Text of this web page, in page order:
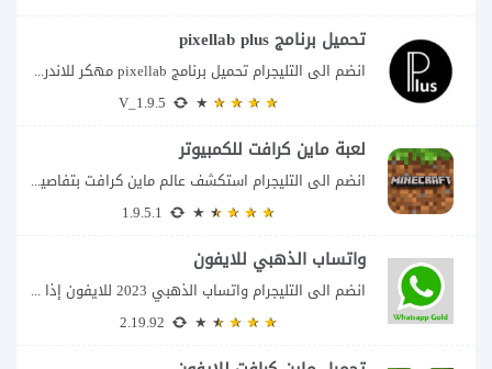
تحميل برنامج pixellab plus
انضم الى التليجرام تحميل برنامج pixellab مهكر للاندرويد يعتبر تطبيق بيكسلاب من اشهر تطبيقات...
لعبة ماين كرافت للكمبيوتر
انضم الى التليجرام استكشف عالم ماين كرافت بتفاصيل مذهلة 🌟 هل أنت مستعد لمغامرة...
واتساب الذهبي للايفون
انضم الى التليجرام واتساب الذهبي 2023 للايفون إذا كنت تبحث عن واتساب الذهبي للايفون...